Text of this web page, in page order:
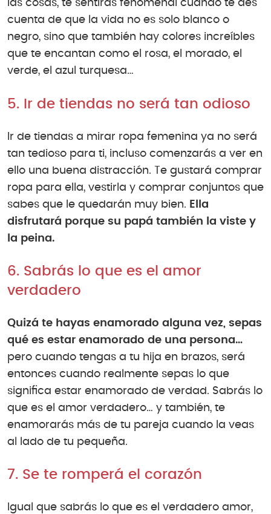
las cosas, te sentirás fenomenal cuando te des
cuenta de que la vida no es solo blanco o
negro, sino que también hay colores increíbles
que te encantan como el rosa, el morado, el
verde, el azul turquesa…
5. Ir de tiendas no será tan odioso
Ir de tiendas a mirar ropa femenina ya no será
tan tedioso para ti, incluso comenzarás a ver en
ello una buena distracción. Te gustará comprar
ropa para ella, vestirla y comprar conjuntos que
sabes que le quedarán muy bien. Ella
disfrutará porque su papá también la viste y
la peina.
6. Sabrás lo que es el amor
verdadero
Quizá te hayas enamorado alguna vez, sepas
qué es estar enamorado de una persona…
pero cuando tengas a tu hija en brazos, será
entonces cuando realmente sepas lo que
significa estar enamorado de verdad. Sabrás lo
que es el amor verdadero… y también, te
enamorarás más de tu pareja cuando la veas
al lado de tu pequeña.
7. Se te romperá el corazón
Igual que sabrás lo que es el verdadero amor,